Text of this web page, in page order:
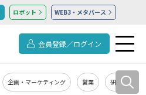
ロボット WEB3・メタバース
会員登録／ログイン
企画・マーケティング 営業 研究開発